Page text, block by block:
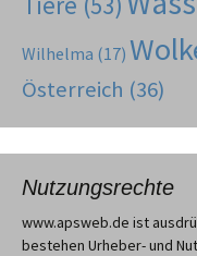
Wilhelma (17)
Österreich (36)
Nutzungsrechte
www.apsweb.de ist
bestehen Urheber- und